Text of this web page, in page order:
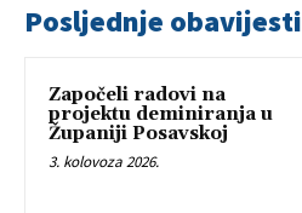
Posljednje obavijesti
Započeli radovi na
projektu deminiranja u
Županiji Posavskoj
3. kolovoza 2026.